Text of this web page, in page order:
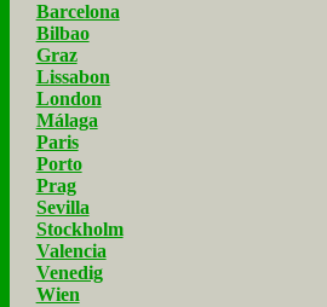
Barcelona
Bilbao
Graz
Lissabon
London
Málaga
Paris
Porto
Prag
Sevilla
Stockholm
Valencia
Venedig
Wien